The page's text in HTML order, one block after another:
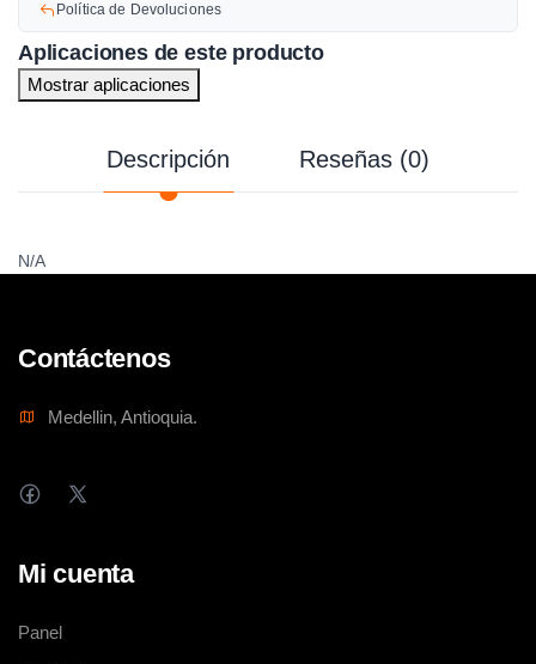
Política de Devoluciones
Aplicaciones de este producto
Mostrar aplicaciones
Descripción Reseñas (0)
N/A
Contáctenos
Medellin, Antioquia.
Mi cuenta
Panel